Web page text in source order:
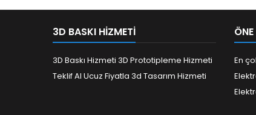
3D BASKI HIZMETI
3D Baskı Hizmeti 3D Prototipleme Hizmeti
Teklif Al Ucuz Fiyatla 3d Tasarım Hizmeti
En